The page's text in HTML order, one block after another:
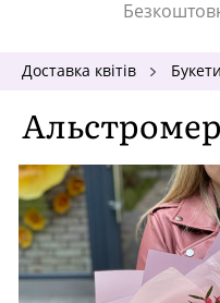
Доставка квітів Букети